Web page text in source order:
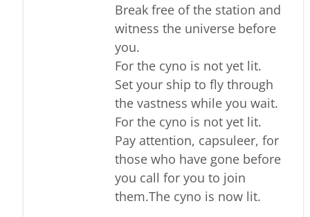
Break free of the station and
witness the universe before
you.
For the cyno is not yet lit.
Set your ship to fly through
the vastness while you wait.
For the cyno is not yet lit.
Pay attention, capsuleer, for
those who have gone before
you call for you to join
them.The cyno is now lit.